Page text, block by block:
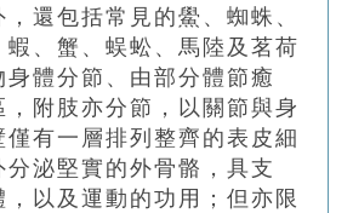
還包括常見的鱟、蜘蛛、
蝦、蟹、蜈蚣、馬陸及茗荷
體分節、由部分體節癒
，附肢亦分節，以關節與身
僅有一層排列整齊的表皮細
分泌堅實的外骨骼，具支
以及運動的功用；但亦限